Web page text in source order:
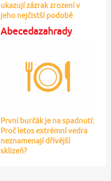
ukazují zázrak zrození v
jeho nejčistší podobě
Abecedazahrady
První burčák je na spadnutí:
Proč letos extrémní vedra
neznamenají dřívější
sklizeň?